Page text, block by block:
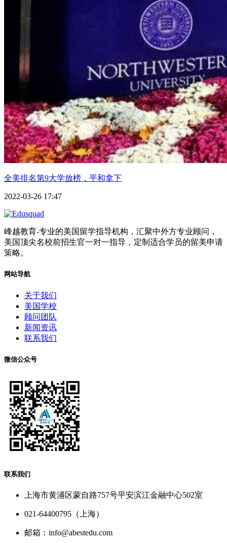
全美排名第9大学放榜，平和拿下
2022-03-26 17:47
峰越教育-专业的美国留学指导机构，汇聚中外方专业顾问，
美国顶尖名校前招生官一对一指导，定制适合学员的留美申请
策略。
网站导航
关于我们
美国学校
顾问团队
新闻资讯
联系我们
微信公众号
联系我们
上海市黄浦区蒙自路757号平安滨江金融中心502室
021-64400795（上海）
邮箱：info@abestedu.com